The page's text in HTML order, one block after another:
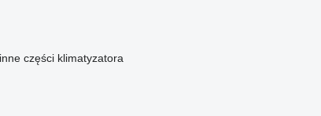
inne części klimatyzatora